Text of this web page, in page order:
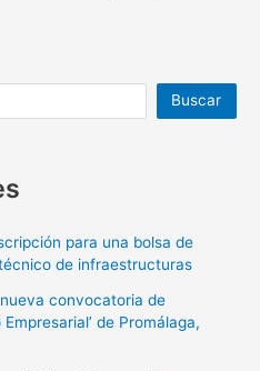
Buscar
para una bolsa de
de infraestructuras
convocatoria de
de Promálaga,